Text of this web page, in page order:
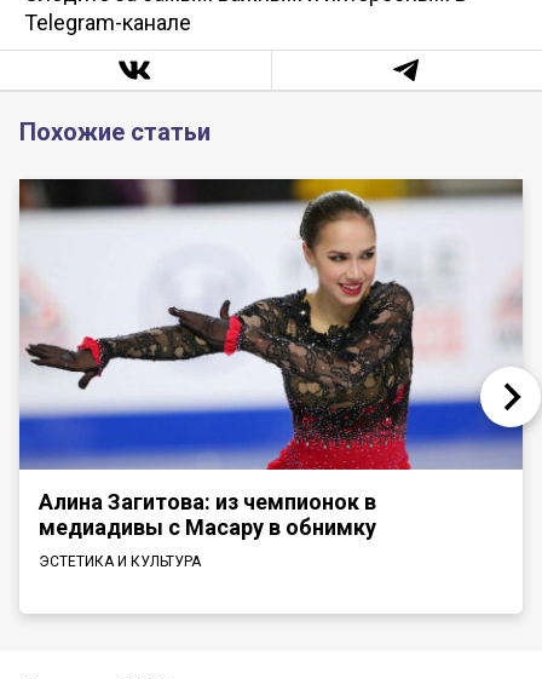
Telegram-канале
Похожие статьи
Алина Загитова: из чемпионок в
медиадивы с Масару в обнимку
ЭСТЕТИКА И КУЛЬТУРА